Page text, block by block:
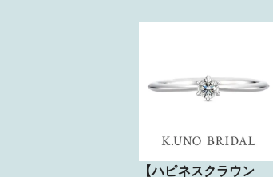
【ハピネスクラウン